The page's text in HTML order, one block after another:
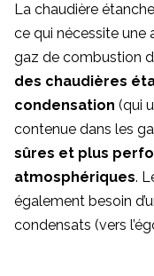
La chaudière
ce qui nécessite une
gaz de combustion
des chaudières
condensation (qui
contenue dans les
sûres et plus
atmosphériques.
également besoin
condensats (vers